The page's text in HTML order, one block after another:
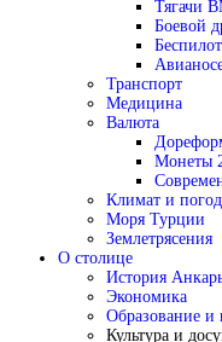
Тягачи
Боевой
Транспорт
Медицина
Валюта
Монеты
Климат и
Моря Турции
Землетрясения
О столице
История
Экономика
Образование и
Культура и